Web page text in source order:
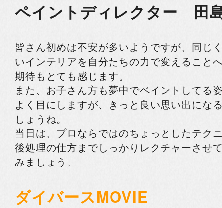
ペイントディレクター 田
皆さん初めは不安が多いようですが、同じ
いインテリアを自分たちの力で変えること
期待もとても感じます。
また、お子さん方も夢中でペイントしてる
よく目にしますが、きっと良い思い出にな
しょうね。
当日は、プロならではのちょっとしたテク
後処理の仕方までしっかりレクチャーさせ
みましょう。
ダイバースMOVIE